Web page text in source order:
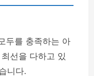
두를 충족하는 아
선을 다하고 있
니다.